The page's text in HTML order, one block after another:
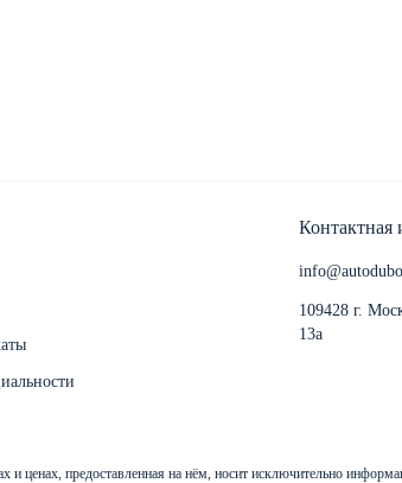
Контактная
109428 г.
13а
ценах, предоставленная на нём, носит исключительно